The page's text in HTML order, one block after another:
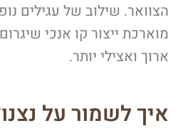
הצוואר. שילוב של עגילים
מוארכת ייצור קו אנכי
ארוך ואצילי יותר.
איך לשמור על